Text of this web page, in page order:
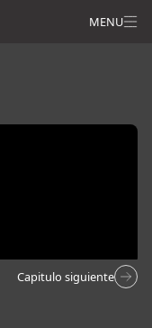
MENU
Capitulo siguiente